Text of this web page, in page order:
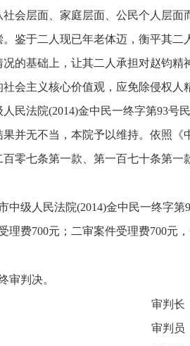
社会层面、家庭层面、公民个人层面
鉴于二人现已年老体迈，衡平其二
况的基础上，让其二人承担对赵钧精
会主义核心价值观，应免除侵权人
民法院(2014)金中民一终字第93号
果并无不当，本院予以维持。依照《
零七条第一款、第一百七十条第一
中级人民法院(2014)金中民一终字第
理费700元；二审案件受理费700元
审判决。
审判
审判